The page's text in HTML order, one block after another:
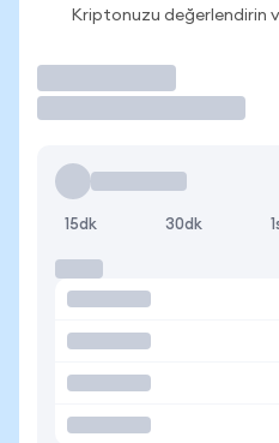
Kriptonuzu değerlendirin
15dk 30dk